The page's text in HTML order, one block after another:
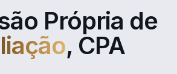
Própria de
, CPA